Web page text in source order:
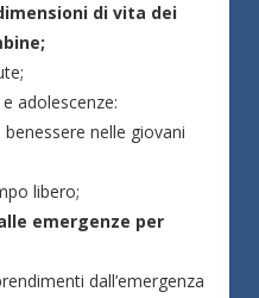
di vita dei
adolescenze:
nelle giovani
libero;
emergenze per
dall’emergenza